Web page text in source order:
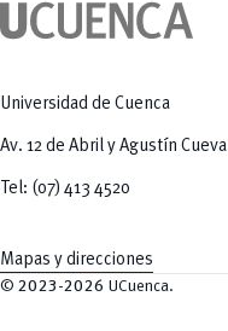
Universidad de Cuenca
Av. 12 de Abril y Agustín Cueva
Tel: (07) 413 4520
Mapas y direcciones
© 2023-2026 UCuenca.